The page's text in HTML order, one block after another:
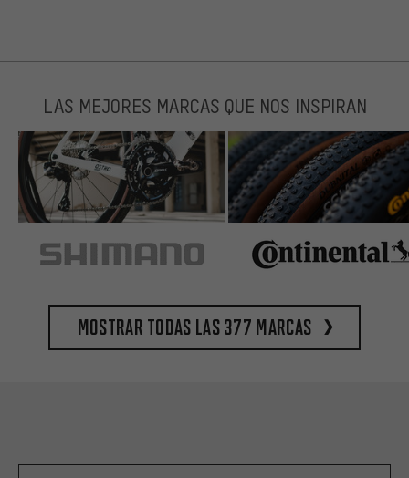
LAS MEJORES MARCAS QUE NOS INSPIRAN
Mostrar todas las 377 marcas